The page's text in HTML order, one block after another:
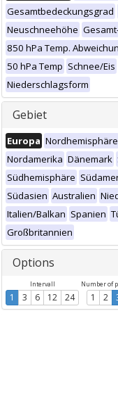
Gesamtbedeckungsgrad
Neuschneehöhe
850 hPa Temp.
50 hPa Temp Schnee/Eis
Niederschlagsform
Gebiet
Europa Nordhemisphäre
Nordamerika Dänemark
Südhemisphäre
Südasien Australien
Italien/Balkan Spanien
Großbritannien
Options
Intervall
1 3 6 12 24
Number of
1 2